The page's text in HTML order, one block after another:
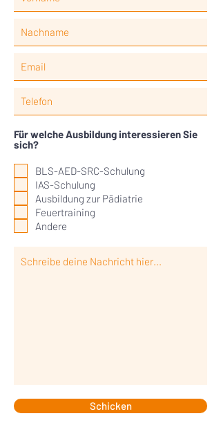
Für welche Ausbildung interessieren Sie
sich?
BLS-AED-SRC-Schulung
IAS-Schulung
Ausbildung zur Pädiatrie
Feuertraining
Andere
Schicken